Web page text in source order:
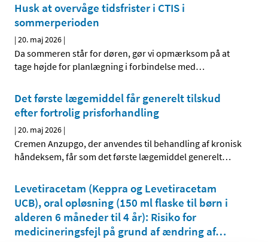
Husk at overvåge tidsfrister i CTIS i
sommerperioden
|20. maj 2026 |
Da sommeren står for døren, gør vi opmærksom på at
tage højde for planlægning i forbindelse med…
Det første lægemiddel får generelt tilskud
efter fortrolig prisforhandling
|20. maj 2026 |
Cremen Anzupgo, der anvendes til behandling af kronisk
håndeksem, får som det første lægemiddel generelt…
Levetiracetam (Keppra og Levetiracetam
UCB), oral opløsning (150 ml flaske til børn i
alderen 6 måneder til 4 år): Risiko for
medicineringsfejl på grund af ændring af…